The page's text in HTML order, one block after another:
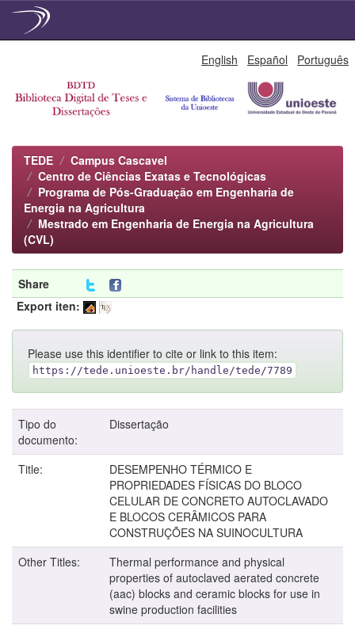
English Español Português
TEDE
Campus Cascavel
Centro de Ciências Exatas e Tecnológicas
Programa de Pós-Graduação em Engenharia de
Energia na Agricultura
Mestrado em Engenharia de Energia na Agricultura
(CVL)
Share
Export iten:
Please use this identifier to cite or link to this item:
https://tede.unioeste.br/handle/tede/7789
Tipo do
documento:
Dissertação
Title:
DESEMPENHO TÉRMICO E
PROPRIEDADES FÍSICAS DO BLOCO
CELULAR DE CONCRETO AUTOCLAVADO
E BLOCOS CERÂMICOS PARA
CONSTRUÇÕES NA SUINOCULTURA
Other Titles:
Thermal performance and physical
properties of autoclaved aerated concrete
(aac) blocks and ceramic blocks for use in
swine production facilities